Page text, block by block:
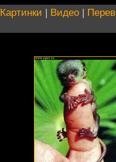
Картинки | Видео |